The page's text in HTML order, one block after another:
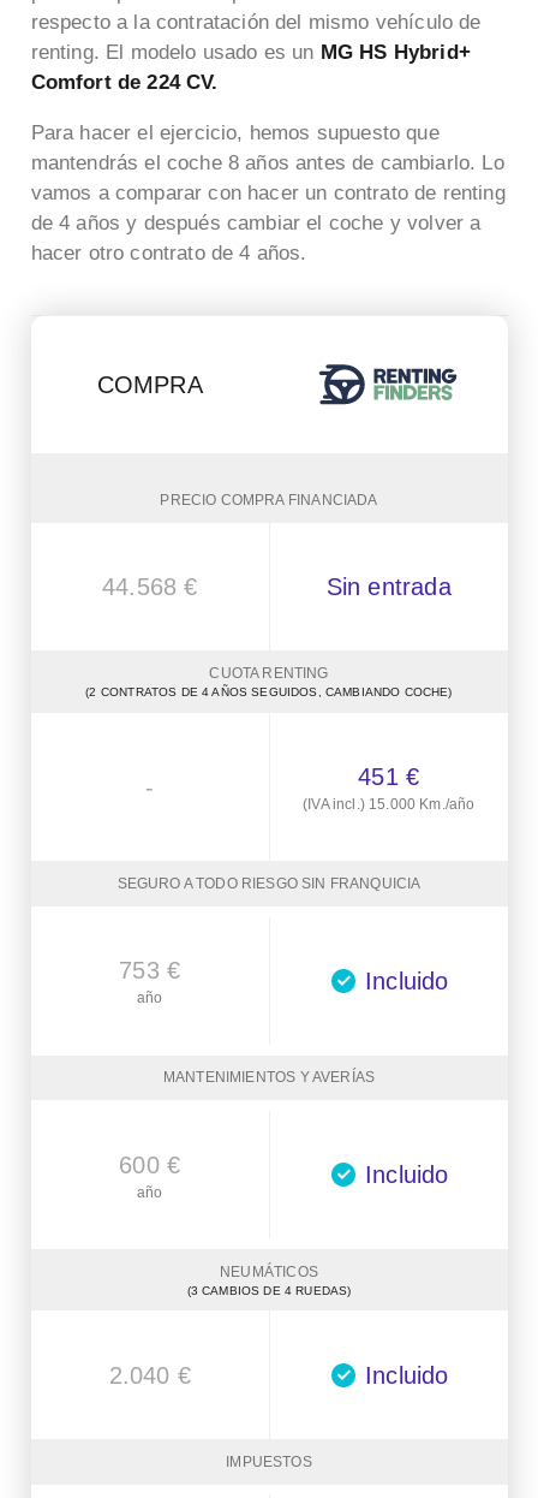
respecto a la contratación del mismo vehículo de
renting. El modelo usado es un MG HS Hybrid+
Comfort de 224 CV.
Para hacer el ejercicio, hemos supuesto que
mantendrás el coche 8 años antes de cambiarlo. Lo
vamos a comparar con hacer un contrato de renting
de 4 años y después cambiar el coche y volver a
hacer otro contrato de 4 años.
COMPRA
44.568 €
PRECIO COMPRA FINANCIADA
Sin entrada
-
CUOTA RENTING
(2 CONTRATOS DE 4 AÑOS SEGUIDOS, CAMBIANDO COCHE)
451 €
(IVA incl.) 15.000 Km./año
753 €
año
SEGURO A TODO RIESGO SIN FRANQUICIA
Incluido
600 €
año
MANTENIMIENTOS Y AVERÍAS
Incluido
2.040 €
NEUMÁTICOS
(3 CAMBIOS DE 4 RUEDAS)
Incluido
IMPUESTOS